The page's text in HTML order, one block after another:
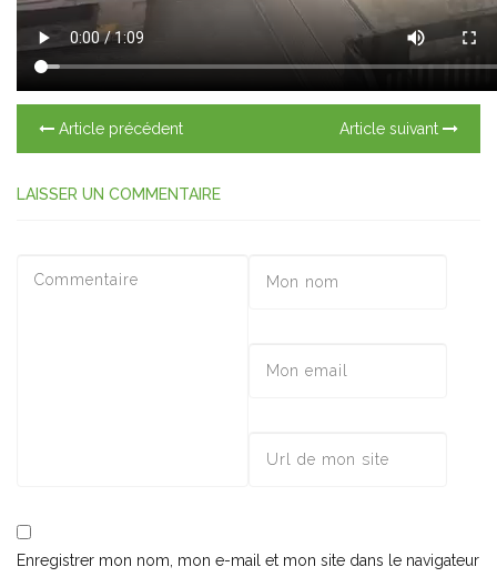
Article précédent Article suivant
LAISSER UN COMMENTAIRE
Enregistrer mon nom, mon e-mail et mon site dans le navigateur